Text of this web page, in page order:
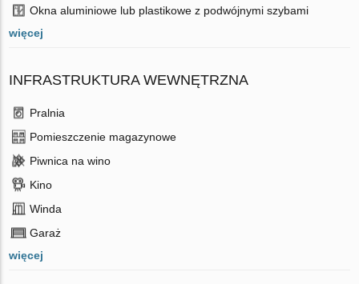
Okna aluminiowe lub plastikowe z podwójnymi szybami
więcej
INFRASTRUKTURA WEWNĘTRZNA
Pralnia
Pomieszczenie magazynowe
Piwnica na wino
Kino
Winda
Garaż
więcej